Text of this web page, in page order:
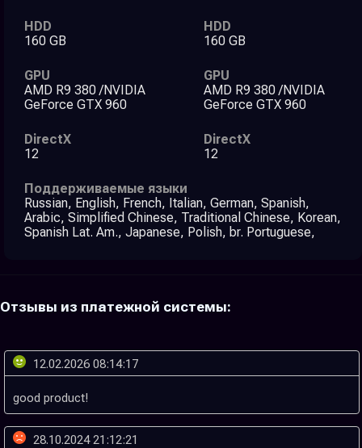
HDD
160 GB
GPU
AMD R9 380 /NVIDIA
GeForce GTX 960
DirectX
12
HDD
160 GB
GPU
AMD R9 380 /NVIDIA
GeForce GTX 960
DirectX
12
Поддерживаемые языки
Russian, English, French, Italian, German, Spanish,
Arabic, Simplified Chinese, Traditional Chinese, Korean,
Spanish Lat. Am., Japanese, Polish, br. Portuguese,
Отзывы из платежной системы:
12.02.2026 08:14:17
28.10.2024 21:12:21